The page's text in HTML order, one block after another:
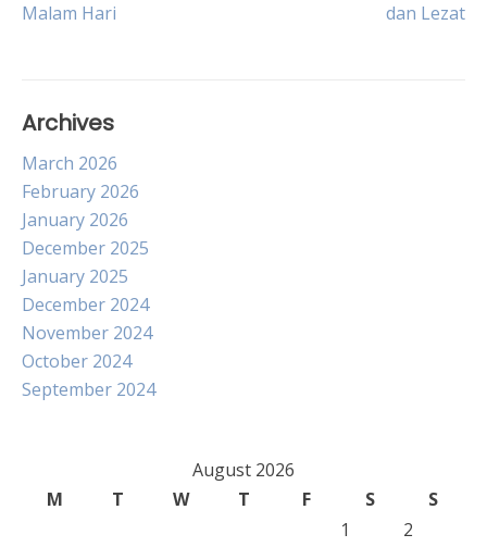
navigation
Malam Hari
dan Lezat
Archives
March 2026
February 2026
January 2026
December 2025
January 2025
December 2024
November 2024
October 2024
September 2024
August 2026
M
T W T F S
S
1
2